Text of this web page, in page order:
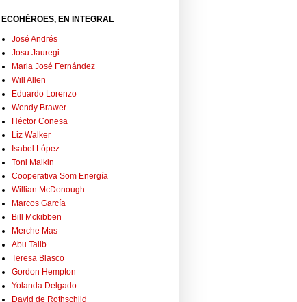
ECOHÉROES, EN INTEGRAL
José Andrés
Josu Jauregi
Maria José Fernández
Will Allen
Eduardo Lorenzo
Wendy Brawer
Héctor Conesa
Liz Walker
Isabel López
Toni Malkin
Cooperativa Som Energía
Willian McDonough
Marcos García
Bill Mckibben
Merche Mas
Abu Talib
Teresa Blasco
Gordon Hempton
Yolanda Delgado
David de Rothschild